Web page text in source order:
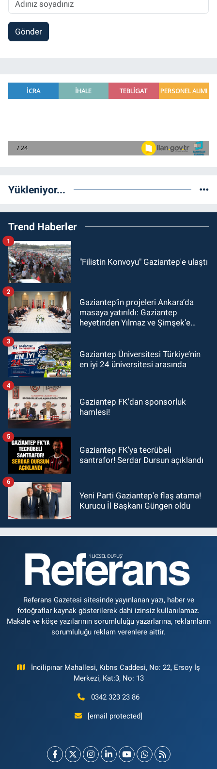
Gönder
Yükleniyor...
Trend Haberler
"Filistin Konvoyu" Gaziantep'e ulaştı
1
Gaziantep’in projeleri Ankara’da
masaya yatırıldı: Gaziantep
heyetinden Yılmaz ve Şimşek’e
2
Gaziantep Üniversitesi Türkiye’nin
en iyi 24 üniversitesi arasında
3
Gaziantep FK'dan sponsorluk
hamlesi!
4
Gaziantep FK'ya tecrübeli
santrafor! Serdar Dursun açıklandı
5
Yeni Parti Gaziantep'e flaş atama!
Kurucu İl Başkanı Güngen oldu
6
Referans Gazetesi sitesinde yayınlanan yazı, haber ve
fotoğraflar kaynak gösterilerek dahi izinsiz kullanılamaz.
Makale ve köşe yazılarının sorumluluğu yazarlarına, reklamların
sorumluluğu reklam verenlere aittir.
İncilipınar Mahallesi, Kıbrıs Caddesi, No: 22, Ersoy İş
Merkezi, Kat:3, No: 13
0342 323 23 86
[email protected]